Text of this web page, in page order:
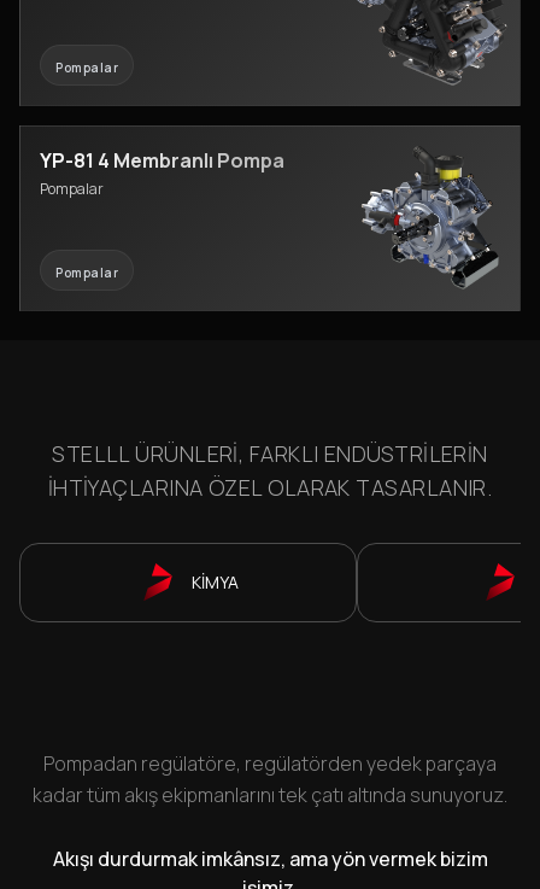
Pompalar
YP-81 4 Membranlı Pompa
Pompalar
Pompalar
STELLL ÜRÜNLERI, FARKLI ENDÜSTRILERIN
IHTIYAÇLARINA ÖZEL OLARAK TASARLANIR.
KİMYA
Pompadan regülatöre, regülatörden yedek parçaya
kadar tüm akış ekipmanlarını tek çatı altında sunuyoruz.
Akışı durdurmak imkânsız, ama yön vermek bizim